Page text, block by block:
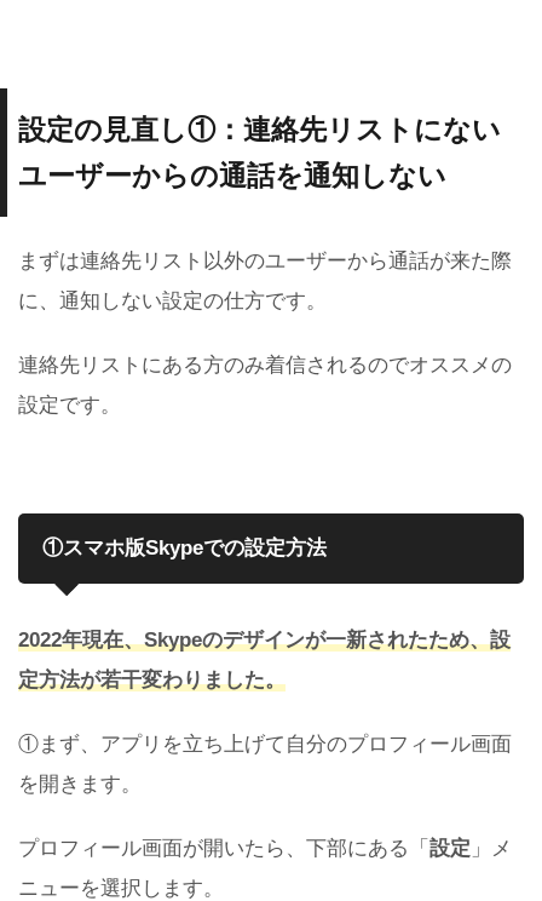
設定の見直し①：連絡先リストにない
ユーザーからの通話を通知しない
まずは連絡先リスト以外のユーザーから通話が来た際
に、通知しない設定の仕方です。
連絡先リストにある方のみ着信されるのでオススメの
設定です。
①スマホ版Skypeでの設定方法
2022年現在、Skypeのデザインが一新されたため、設
定方法が若干変わりました。
①まず、アプリを立ち上げて自分のプロフィール画面
を開きます。
プロフィール画面が開いたら、下部にある「 設定 」メ
ニューを選択します。